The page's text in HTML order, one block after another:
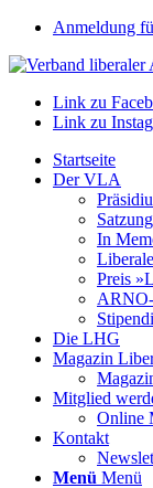
Anmeldung
Link zu
Link zu
Startseite
Der VLA
Satzung
In
Preis
Die LHG
Magazin
Mitglied
Online
Kontakt
Menü Menü